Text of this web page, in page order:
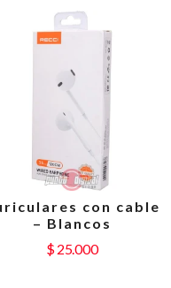
con cable
– Blancos
$25.000